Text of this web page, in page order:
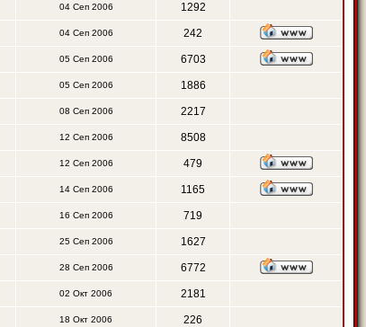
04 Сеп 2006 1292
04 Сеп 2006 242
05 Сеп 2006 6703
05 Сеп 2006 1886
08 Сеп 2006 2217
12 Сеп 2006 8508
12 Сеп 2006 479
14 Сеп 2006 1165
16 Сеп 2006 719
25 Сеп 2006 1627
28 Сеп 2006 6772
02 Окт 2006 2181
18 Окт 2006 226